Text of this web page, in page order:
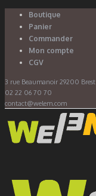
Boutique
Panier
Commander
Mon compte
CGV
3 rue Beaumanoir 29200 Brest
02 22 06 70 70
contact@welem.com